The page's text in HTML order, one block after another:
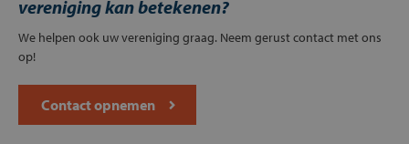
vereniging kan betekenen?
We helpen ook uw vereniging graag. Neem gerust contact met ons
op!
Contact opnemen